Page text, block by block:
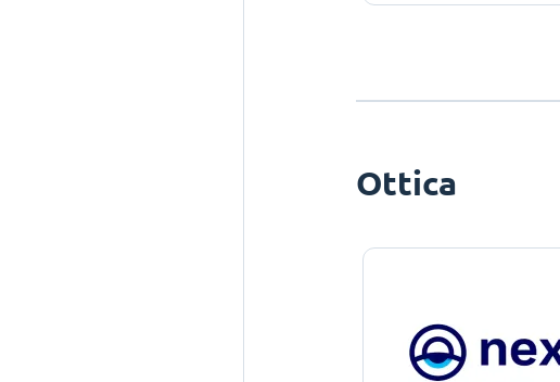
Ottica